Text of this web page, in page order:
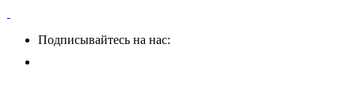
Подписывайтесь на нас: